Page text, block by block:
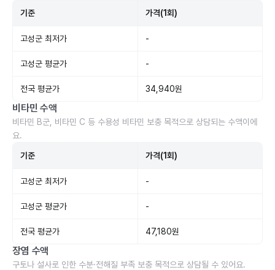
기준 가격(1회)
고성군 최저가 -
고성군 평균가 -
전국 평균가 34,940원
비타민 수액
비타민 B군, 비타민 C 등 수용성 비타민 보충 목적으로 상담되는 수액이에
요.
기준 가격(1회)
고성군 최저가 -
고성군 평균가 -
전국 평균가 47,180원
장염 수액
구토나 설사로 인한 수분·전해질 부족 보충 목적으로 상담될 수 있어요.